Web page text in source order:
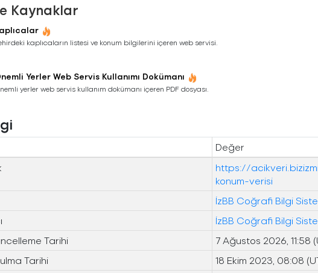
Kaynaklar
kaplıcaların listesi ve konum bilgilerini içeren web servisi.
Yerler Web Servis Kullanımı Dokümanı
yerler web servis kullanım dokümanı içeren PDF dosyası.
Değer
https://
konum-verisi
İzBB Coğrafi Bilgi
İzBB Coğrafi Bilgi
Tarihi
7 Ağustos 2026, 11:58
Tarihi
18 Ekim 2023, 08:08